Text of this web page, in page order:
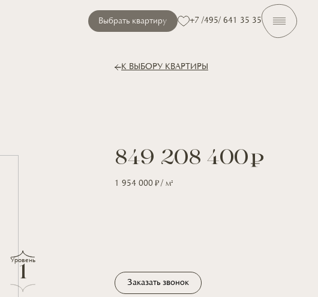
Выбрать квартиру +7 /495/ 641 35 35
Уровень
1
К ВЫБОРУ КВАРТИРЫ
849 208 400
1 954 000 / м2
Заказать звонок